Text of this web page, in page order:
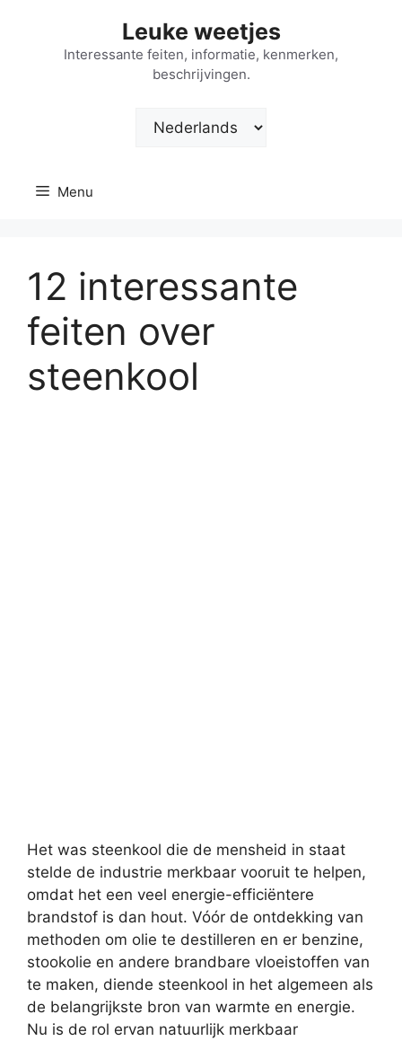
Leuke weetjes
Interessante feiten, informatie, kenmerken,
beschrijvingen.
Kies
Menu
12 interessante
feiten over
steenkool
Het was steenkool die de mensheid in staat
stelde de industrie merkbaar vooruit te helpen,
omdat het een veel energie-efficiëntere
brandstof is dan hout. Vóór de ontdekking van
methoden om olie te destilleren en er benzine,
stookolie en andere brandbare vloeistoffen van
te maken, diende steenkool in het algemeen als
de belangrijkste bron van warmte en energie.
Nu is de rol ervan natuurlijk merkbaar